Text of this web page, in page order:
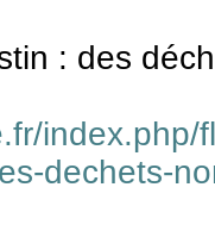
: des
dechets-